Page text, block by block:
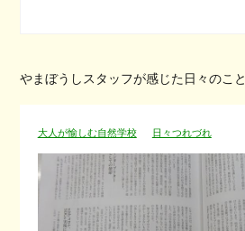
やまぼうしスタッフが感じた日々のこと
大人が愉しむ自然学校 日々つれづれ